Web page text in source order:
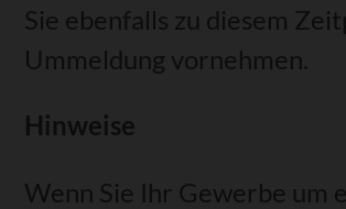
Sie ebenfalls zu diesem
Ummeldung vornehmen.
Hinweise
Wenn Sie Ihr Gewerbe um